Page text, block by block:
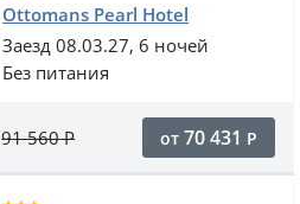
Ottomans Pearl Hotel
Заезд 08.03.27, 6 ночей
Без питания
91 560Р от 70 431 Р